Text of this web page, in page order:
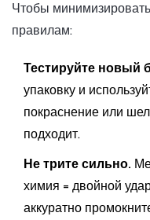
Чтобы
правилам:
Тестируйте новый
упаковку и
покраснение или
подходит.
Не трите сильно.
химия = двойной
аккуратно